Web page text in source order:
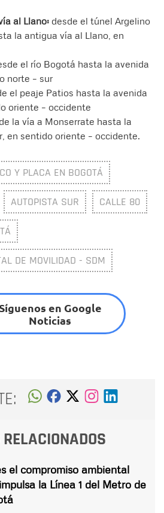
al Llano: desde el túnel Argelino
la antigua vía al Llano, en
el río Bogotá hasta la avenida
norte – sur
el peaje Patios hasta la avenida
oriente – occidente
la vía a Monserrate hasta la
en sentido oriente – occidente.
Y PLACA EN BOGOTÁ
AUTOPISTA SUR CALLE 80
DE MOVILIDAD - SDM
Síguenos en Google
Noticias
el compromiso ambiental
la Línea 1 del Metro de